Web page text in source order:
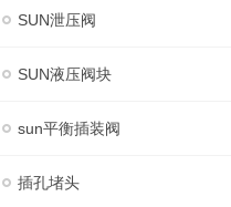
SUN泄压阀
SUN液压阀块
sun平衡插装阀
插孔堵头